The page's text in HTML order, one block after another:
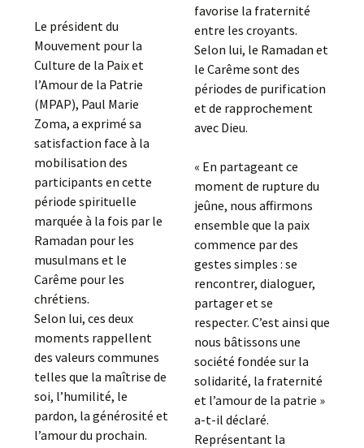
Le président du
Mouvement pour la
Culture de la Paix et
l’Amour de la Patrie
(MPAP), Paul Marie
Zoma, a exprimé sa
satisfaction face à la
mobilisation des
participants en cette
période spirituelle
marquée à la fois par le
Ramadan pour les
musulmans et le
Carême pour les
chrétiens.
Selon lui, ces deux
moments rappellent
des valeurs communes
telles que la maîtrise de
soi, l’humilité, le
pardon, la générosité et
l’amour du prochain.
favorise la fraternité
entre les croyants.
Selon lui, le Ramadan et
le Carême sont des
périodes de purification
et de rapprochement
avec Dieu.
« En partageant ce
moment de rupture du
jeûne, nous affirmons
ensemble que la paix
commence par des
gestes simples : se
rencontrer, dialoguer,
partager et se
respecter. C’est ainsi que
nous bâtissons une
société fondée sur la
solidarité, la fraternité
et l’amour de la patrie »
a-t-il déclaré.
Représentant la